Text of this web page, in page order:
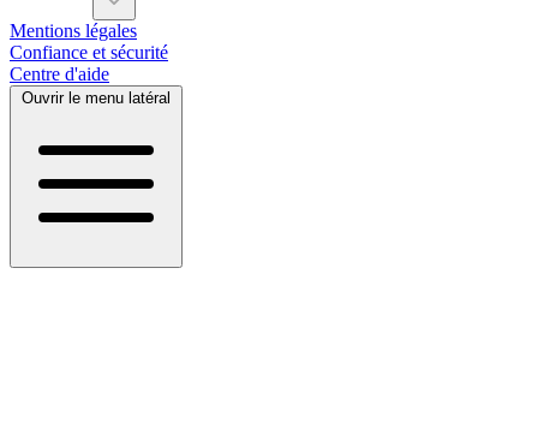
Mentions légales
Confiance et sécurité
Centre d'aide
Ouvrir le menu latéral